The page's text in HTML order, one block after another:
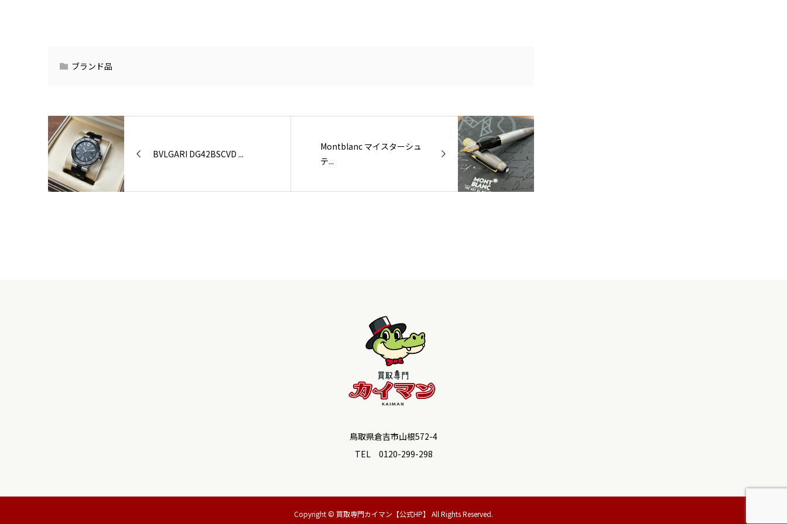
ブランド品
BVLGARI DG42BSCVD ...
Montblanc マイスターシュ
テ...
鳥取県倉吉市山根572-4
TEL 0120-299-298
Copyright © 買取専門カイマン【公式HP】 All Rights Reserved.